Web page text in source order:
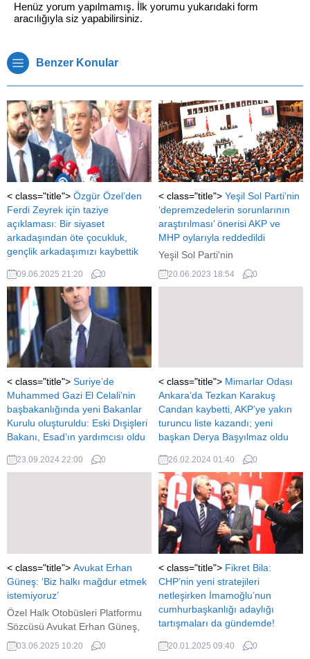
Henüz yorum yapılmamış. İlk yorumu yukarıdaki form
aracılığıyla siz yapabilirsiniz.
Benzer Konular
< class="title"> Özgür Özel’den
Ferdi Zeyrek için taziye
açıklaması: Bir siyaset
arkadaşından öte çocukluk,
gençlik arkadaşımızı kaybettik
Özgür Özel'den Ferdi Zeyrek için
taziye açıklaması: Bir siyaset
arkadaşından öte çocukluk,
gençlik arkadaşımızı kaybettik
09.06.2025 21:20 0
< class="title"> Yeşil Sol Parti’nin
‘depremzedelerin sorunlarının
araştırılması’ önerisi AKP ve
MHP oylarıyla reddedildi
Yeşil Sol Parti'nin
'depremzedelerin meselelerinin
araştırılması' önerisi AKP ve
20.06.2023 18:54 0
< class="title"> Suriye’de
Muhammed Gazi El Celali’nin
başbakanlığında yeni Bakanlar
Kurulu oluşturuldu: Eski Dışişleri
Bakanı, Esad’ın yardımcısı oldu
Suriye'de Muhammed Gazi El
Celali'nin başbakanlığında yeni
23.09.2024 22:00 0
< class="title"> Mimarlar Odası
Ankara’da Tezkan Karakuş
Candan kaybetti, AKP’ye yakın
turuncu liste kazandı; yeni
başkan Derya Başyılmaz oldu
Mimarlar Odası Ankara'da
Tezkan Karakuş Candan
kaybetti, AKP'ye yakın turuncu
liste kazandı; yeni başkan Derya
Başyılmaz oldu
26.02.2024 01:40 0
< class="title"> Avukat Erhan
Güneş: ‘Biz halkı mağdur etmek
istemiyoruz’
Özel Halk Otobüsleri Platformu
Sözcüsü Avukat Erhan Güneş,
Radyo Sputnik’te yayınlanan Ali
Çağatay’la Seyir Hali
03.06.2025 10:20 0
< class="title"> Fikret Bila:
CHP’nin yeni stratejileri
netleşirken İmamoğlu’nun
cumhurbaşkanlığı adaylığı
tartışmaları da gündemde!
"Mansur Yavaş da yapılan
anketler de Cumhurbaşkanı
20.01.2025 09:40 0